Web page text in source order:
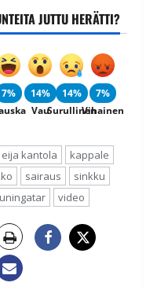
JUTTU HERÄTTI?
7%
14%
Vau
14%
Surullinen
7%
Vihainen
eija kantola
kappale
sairaus
sinkku
video